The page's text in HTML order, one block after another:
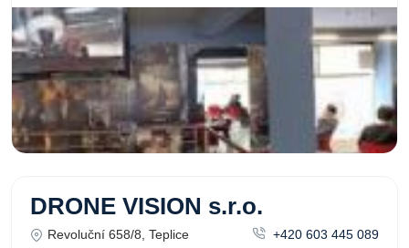
DRONE VISION s.r.o.
Revoluční 658/8, Teplice +420 603 445 089